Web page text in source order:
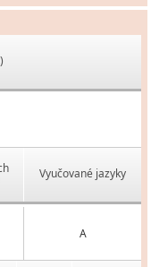
Vyučované jazyky
A